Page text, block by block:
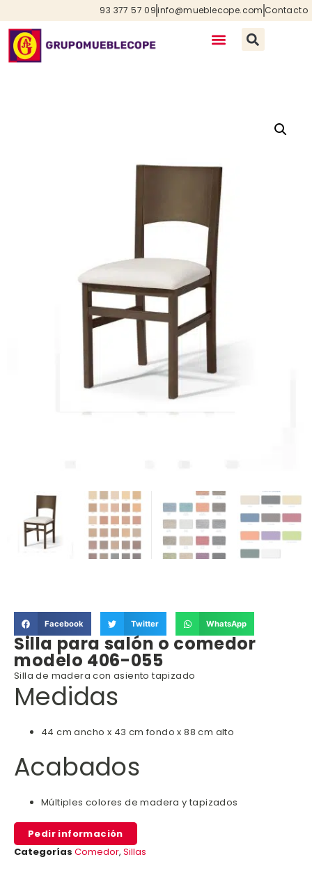
93 377 57 09info@mueblecope.com Contacto
Facebook Twitter WhatsApp
Silla para salón o comedor
modelo 406-055
Silla de madera con asiento tapizado
Medidas
44 cm ancho x 43 cm fondo x 88 cm alto
Acabados
Múltiples colores de madera y tapizados
Pedir información
Categorías Comedor, Sillas